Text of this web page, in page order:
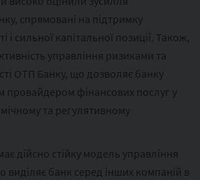
спрямовані на підтримку
і сильної капітальної позиції. Також,
управління ризиками та
ОТП Банку, що дозволяє банку
провайдером фінансових послуг у
та регулятивному
дійсно стійку модель управління
виділяє банк серед інших компаній в